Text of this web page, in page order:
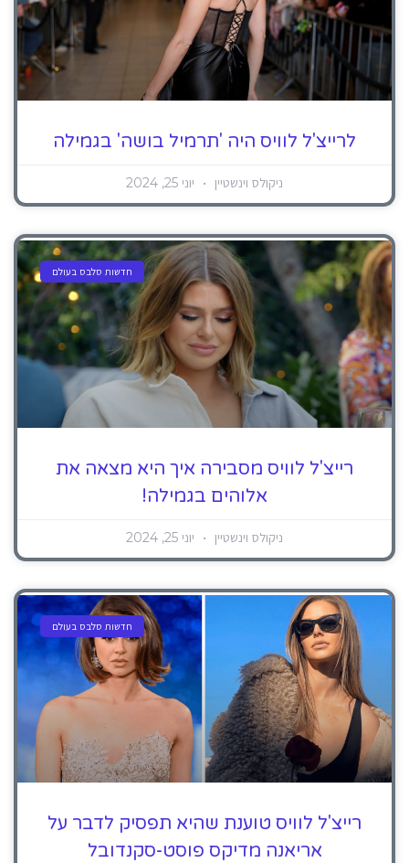
לרייצ'ל לוויס היה 'תרמיל בושה' בגמילה
ניקולס וינשטיין יוני 25, 2024
חדשות סלבס בעולם
רייצ'ל לוויס מסבירה איך היא מצאה את
אלוהים בגמילה!
ניקולס וינשטיין יוני 25, 2024
חדשות סלבס בעולם
רייצ'ל לוויס טוענת שהיא תפסיק לדבר על
אריאנה מדיקס פוסט-סקנדובל